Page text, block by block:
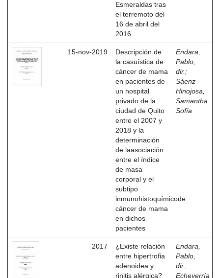
Esmeraldas tras
el terremoto del
16 de abril del
2016
15-nov-2019
Descripción de
la casuística de
cáncer de mama
en pacientes de
un hospital
privado de la
ciudad de Quito
entre el 2007 y
2018 y la
determinación
de laasociación
entre el índice
de masa
corporal y el
subtipo
inmunohistoquímicode
cáncer de mama
en dichos
pacientes
Endara,
Pablo,
dir. ;
Sáenz
Hinojosa,
Samantha
Sofía
2017
¿Existe relación
entre hipertrofia
adenoidea y
rinitis alérgica?
Endara,
Pablo,
dir. ;
Echeverría